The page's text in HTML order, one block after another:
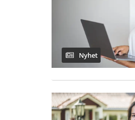
Nyhet